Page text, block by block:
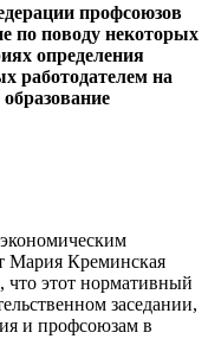
профсо­юзов
по поводу некоторых
опре­деления
работо­дателем на
Мария Креминская
что этот нормативный
заседании,
и профсоюзам в